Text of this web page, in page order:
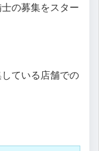
の募集をスター
ている店舗での